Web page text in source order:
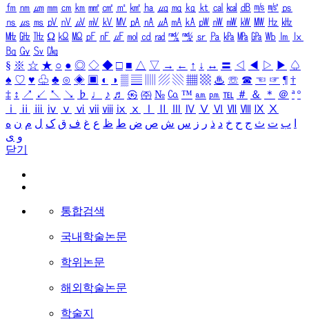
㎙ ㎚ ㎛ ㎜ ㎝ ㎞ ㎟ ㎠ ㎡ ㎢ ㏊ ㎍ ㎎ ㎏ ㏏ ㎈ ㎉ ㏈ ㎧ ㎨ ㎰
㎱ ㎲ ㎳ ㎴ ㎵ ㎶ ㎷ ㎸ ㎹ ㎀ ㎁ ㎂ ㎃ ㎄ ㎺ ㎻ ㎽ ㎾ ㎿ ㎐ ㎑
㎒ ㎓ ㎔ Ω ㏀ ㏁ ㎊ ㎋ ㎌ ㏖ ㏅ ㎭ ㎮ ㎯ ㏛ ㎩ ㎪ ㎫ ㎬ ㏝ ㏐
㏓
㏃ ㏉ ㏜ ㏆
§ ※ ☆ ★ ○ ● ◎ ◇ ◆ □ ■ △ ▽ → ← ↑ ↓ ↔ 〓 ◁ ◀ ▷ ▶ ♤
♠ ♡ ♥ ♧ ♣ ⊙ ◈ ▣ ◐ ◑ ▒ ▤ ▨ ▧ ▦ ▩ ♨ ☏ ☎ ☜ ☞ ¶ †
‡ ↕ ↗ ↙ ↖ ↘ ♭ ♩ ♪ ♬ ㉿ ㈜ № ㏇ ™ ㏂ ㏘ ℡ ＃ ＆ ＊ ＠ ª º
ⅰ
ⅱ ⅲ ⅳ ⅴ ⅵ ⅶ ⅷ ⅸ ⅹ Ⅳ Ⅴ Ⅵ Ⅶ Ⅷ Ⅸ Ⅹ
ب ت ث ج ح خ د ذ ر ز س ش ص ض ط ظ ع غ ف ق ک ل م ن ه
و ی
닫기
통합검색
국내학술논문
학위논문
해외학술논문
학술지